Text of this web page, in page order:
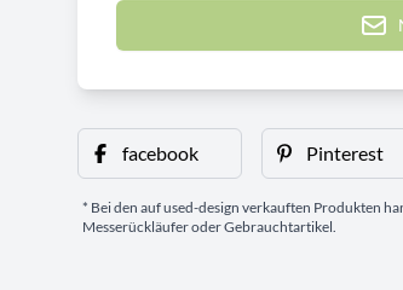
facebook Pinterest
* Bei den auf used-design verkauften Produkten
Messerückläufer oder Gebrauchtartikel.